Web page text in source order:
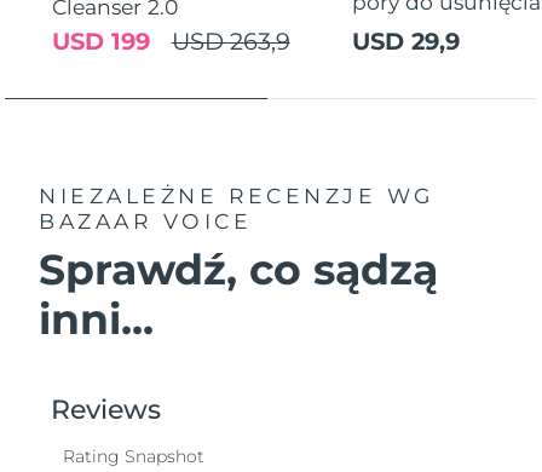
Cleanser 2.0
USD 263,9
USD 199 USD 29,9
NIEZALEŻNE RECENZJE
WG
BAZAAR VOICE
Sprawdź, co sądzą
inni...